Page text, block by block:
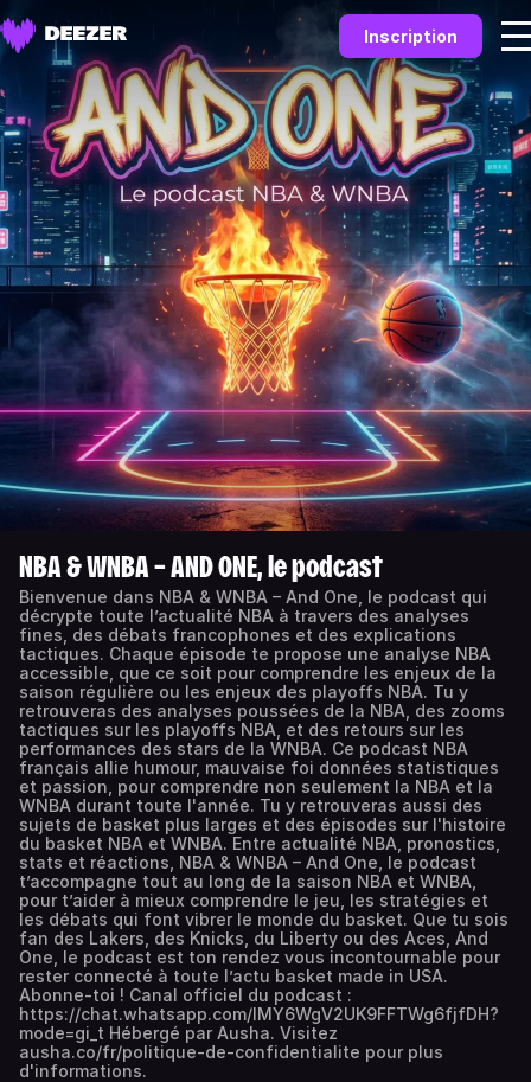
Inscription
NBA & WNBA – AND ONE, le podcast
Bienvenue dans NBA & WNBA – And One, le podcast qui
décrypte toute l’actualité NBA à travers des analyses
fines, des débats francophones et des explications
tactiques. Chaque épisode te propose une analyse NBA
accessible, que ce soit pour comprendre les enjeux de la
saison régulière ou les enjeux des playoffs NBA. Tu y
retrouveras des analyses poussées de la NBA, des zooms
tactiques sur les playoffs NBA, et des retours sur les
performances des stars de la WNBA. Ce podcast NBA
français allie humour, mauvaise foi données statistiques
et passion, pour comprendre non seulement la NBA et la
WNBA durant toute l'année. Tu y retrouveras aussi des
sujets de basket plus larges et des épisodes sur l'histoire
du basket NBA et WNBA. Entre actualité NBA, pronostics,
stats et réactions, NBA & WNBA – And One, le podcast
t’accompagne tout au long de la saison NBA et WNBA,
pour t’aider à mieux comprendre le jeu, les stratégies et
les débats qui font vibrer le monde du basket. Que tu sois
fan des Lakers, des Knicks, du Liberty ou des Aces, And
One, le podcast est ton rendez vous incontournable pour
rester connecté à toute l’actu basket made in USA.
Abonne‑toi ! Canal officiel du podcast :
https://chat.whatsapp.com/IMY6WgV2UK9FFTWg6fjfDH?
mode=gi_t Hébergé par Ausha. Visitez
ausha.co/fr/politique-de-confidentialite pour plus
d'informations.